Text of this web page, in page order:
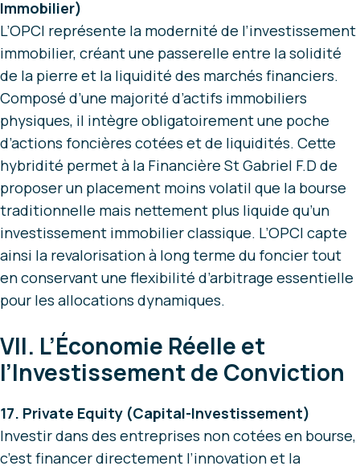
Immobilier)
L’OPCI représente la modernité de l’investissement
immobilier, créant une passerelle entre la solidité
de la pierre et la liquidité des marchés financiers.
Composé d’une majorité d’actifs immobiliers
physiques, il intègre obligatoirement une poche
d’actions foncières cotées et de liquidités. Cette
hybridité permet à la Financière St Gabriel F.D de
proposer un placement moins volatil que la bourse
traditionnelle mais nettement plus liquide qu’un
investissement immobilier classique. L’OPCI capte
ainsi la revalorisation à long terme du foncier tout
en conservant une flexibilité d’arbitrage essentielle
pour les allocations dynamiques.
VII. L’Économie Réelle et
l’Investissement de Conviction
17. Private Equity (Capital-Investissement)
Investir dans des entreprises non cotées en bourse,
c’est financer directement l’innovation et la